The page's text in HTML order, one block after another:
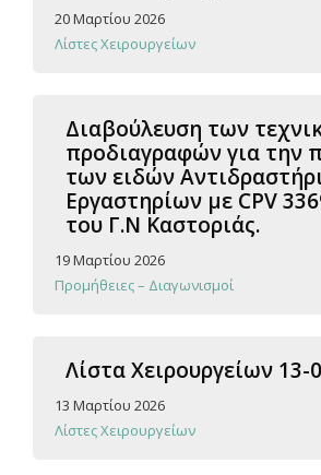
20 Μαρτίου 2026
Λίστες Χειρουργείων
Διαβούλευση των
προδιαγραφών για την
των ειδών
Εργαστηρίων με CPV
του Γ.Ν Καστοριάς.
19 Μαρτίου 2026
Προμήθειες – Διαγωνισμοί
Λίστα Χειρουργείων 13-
13 Μαρτίου 2026
Λίστες Χειρουργείων